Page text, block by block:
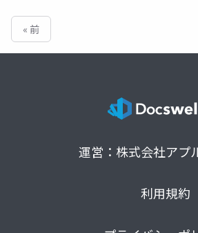
« 前
運営：株式会社アプ
利用規約